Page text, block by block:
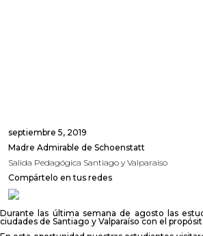
septiembre 5, 2019
Madre Admirable de Schoenstatt
Salida Pedagógica Santiago y Valparaiso
Compártelo en tus redes
Durante las última semana de agosto las
ciudades de Santiago y Valparaíso con el